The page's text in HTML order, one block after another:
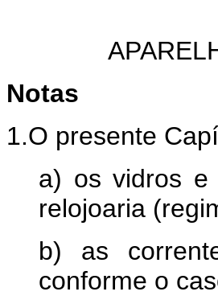
Notas
1.O presente
a) os vidros e
relojoaria
b) as
conforme o